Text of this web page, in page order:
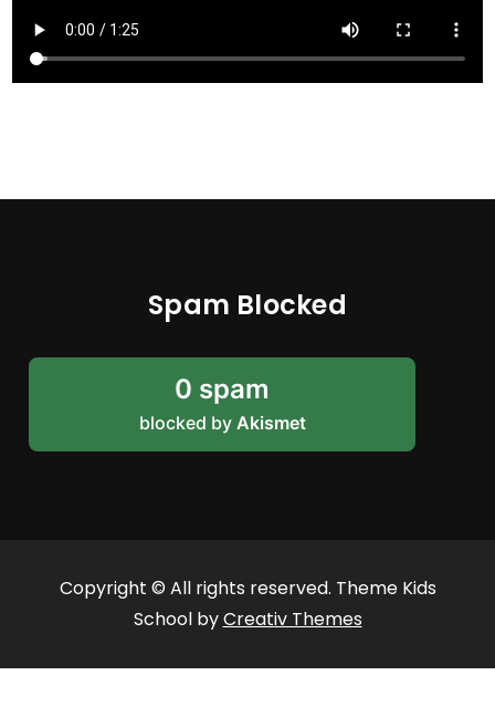
Spam Blocked
0 spam
blocked by Akismet
Copyright © All rights reserved. Theme Kids
School byCreativ Themes